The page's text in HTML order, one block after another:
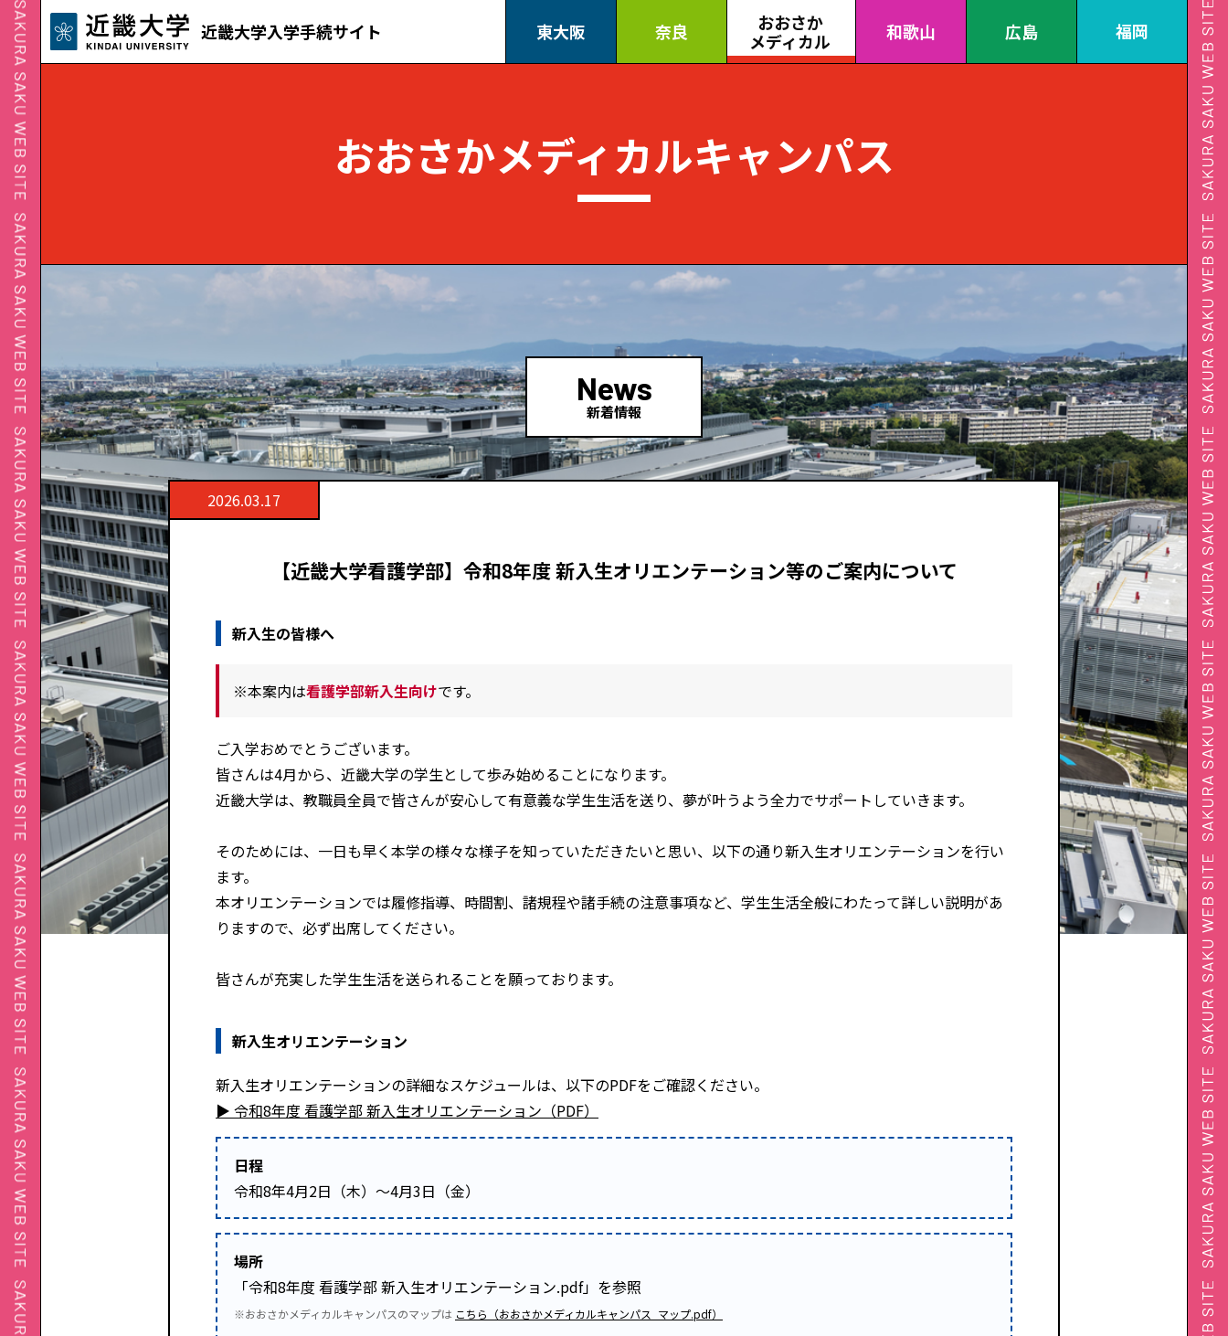
近畿大学入学手続サイト 東大阪 奈良
おおさか
メディカル
和歌山 広島 福岡
おおさかメディカルキャンパス
News
新着情報
2026.03.17
【近畿大学看護学部】令和8年度 新入生オリエンテーション等のご案内について
新入生の皆様へ
※本案内は看護学部新入生向けです。
ご入学おめでとうございます。
皆さんは4月から、近畿大学の学生として歩み始めることになります。
近畿大学は、教職員全員で皆さんが安心して有意義な学生生活を送り、夢が叶うよう全力でサポートしていきます。
そのためには、一日も早く本学の様々な様子を知っていただきたいと思い、以下の通り新入生オリエンテーションを行い
ます。
本オリエンテーションでは履修指導、時間割、諸規程や諸手続の注意事項など、学生生活全般にわたって詳しい説明があ
りますので、必ず出席してください。
皆さんが充実した学生生活を送られることを願っております。
新入生オリエンテーション
新入生オリエンテーションの詳細なスケジュールは、以下のPDFをご確認ください。
▶ 令和8年度 看護学部 新入生オリエンテーション（PDF）
日程
令和8年4月2日（木）～4月3日（金）
場所
「令和8年度 看護学部 新入生オリエンテーション.pdf」を参照
※おおさかメディカルキャンパスのマップは こちら（おおさかメディカルキャンパス_マップ.pdf）